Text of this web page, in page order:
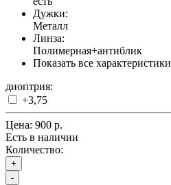
Дужки:
Металл
Линза:
Полимерная+антиблик
Показать все характеристики
диоптрия:
+3,75
Цена: 900 р.
Есть в наличии
Количество:
+
-